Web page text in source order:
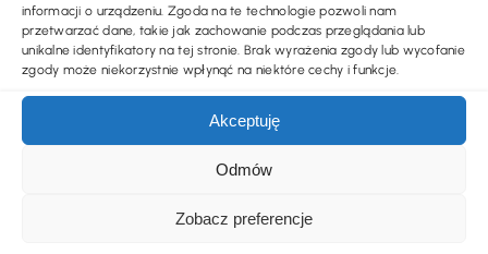
informacji o urządzeniu. Zgoda na te technologie pozwoli nam
przetwarzać dane, takie jak zachowanie podczas przeglądania lub
unikalne identyfikatory na tej stronie. Brak wyrażenia zgody lub wycofanie
zgody może niekorzystnie wpłynąć na niektóre cechy i funkcje.
Akceptuję
Odmów
Zobacz preferencje
Podłogi elastyczne
Podłogi obiektowe
Podłoże